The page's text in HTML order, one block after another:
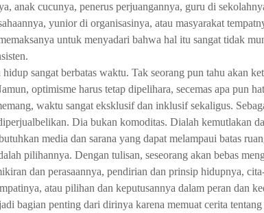
anak cucunya, penerus perjuangannya, guru di
yunior di organisasinya, atau masyarakat
untuk menyadari bahwa hal itu sangat tidak
hidup sangat berbatas waktu. Tak seorang pun tahu akan
optimisme harus tetap dipelihara, secemas apa pun
waktu sangat eksklusif dan inklusif sekaligus.
Dia bukan komoditas. Dialah kemutlakan
media dan sarana yang dapat melampaui batas
pilihannya. Dengan tulisan, seseorang akan bebas
dan perasaannya, pendirian dan prinsip hidupnya,
atau pilihan dan keputusannya dalam peran dan
bagian penting dari dirinya karena memuat cerita